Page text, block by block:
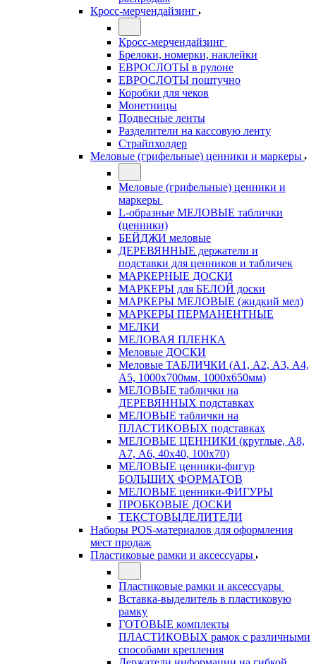
Кросс-мерчендайзинг
Кросс-мерчендайзинг
Брелоки, номерки, наклейки
ЕВРОСЛОТЫ в рулоне
ЕВРОСЛОТЫ поштучно
Коробки для чеков
Монетницы
Подвесные ленты
Разделители на кассовую ленту
Страйпхолдер
Меловые (грифельные) ценники и маркеры
Меловые (грифельные) ценники и
маркеры
L-образные МЕЛОВЫЕ таблички
(ценники)
БЕЙДЖИ меловые
ДЕРЕВЯННЫЕ держатели и
подставки для ценников и табличек
МАРКЕРНЫЕ ДОСКИ
МАРКЕРЫ для БЕЛОЙ доски
МАРКЕРЫ МЕЛОВЫЕ (жидкий мел)
МАРКЕРЫ ПЕРМАНЕНТНЫЕ
МЕЛКИ
МЕЛОВАЯ ПЛЕНКА
Меловые ДОСКИ
Меловые ТАБЛИЧКИ (А1, А2, А3, А4,
А5, 1000х700мм, 1000х650мм)
МЕЛОВЫЕ таблички на
ДЕРЕВЯННЫХ подставках
МЕЛОВЫЕ таблички на
ПЛАСТИКОВЫХ подставках
МЕЛОВЫЕ ЦЕННИКИ (круглые, А8,
А7, А6, 40х40, 100х70)
МЕЛОВЫЕ ценники-фигур
БОЛЬШИХ ФОРМАТОВ
МЕЛОВЫЕ ценники-ФИГУРЫ
ПРОБКОВЫЕ ДОСКИ
ТЕКСТОВЫДЕЛИТЕЛИ
Наборы POS-материалов для оформления
мест продаж
Пластиковые рамки и аксессуары
Пластиковые рамки и аксессуары
Вставка-выделитель в пластиковую
рамку
ГОТОВЫЕ комплекты
ПЛАСТИКОВЫХ рамок с различными
способами крепления